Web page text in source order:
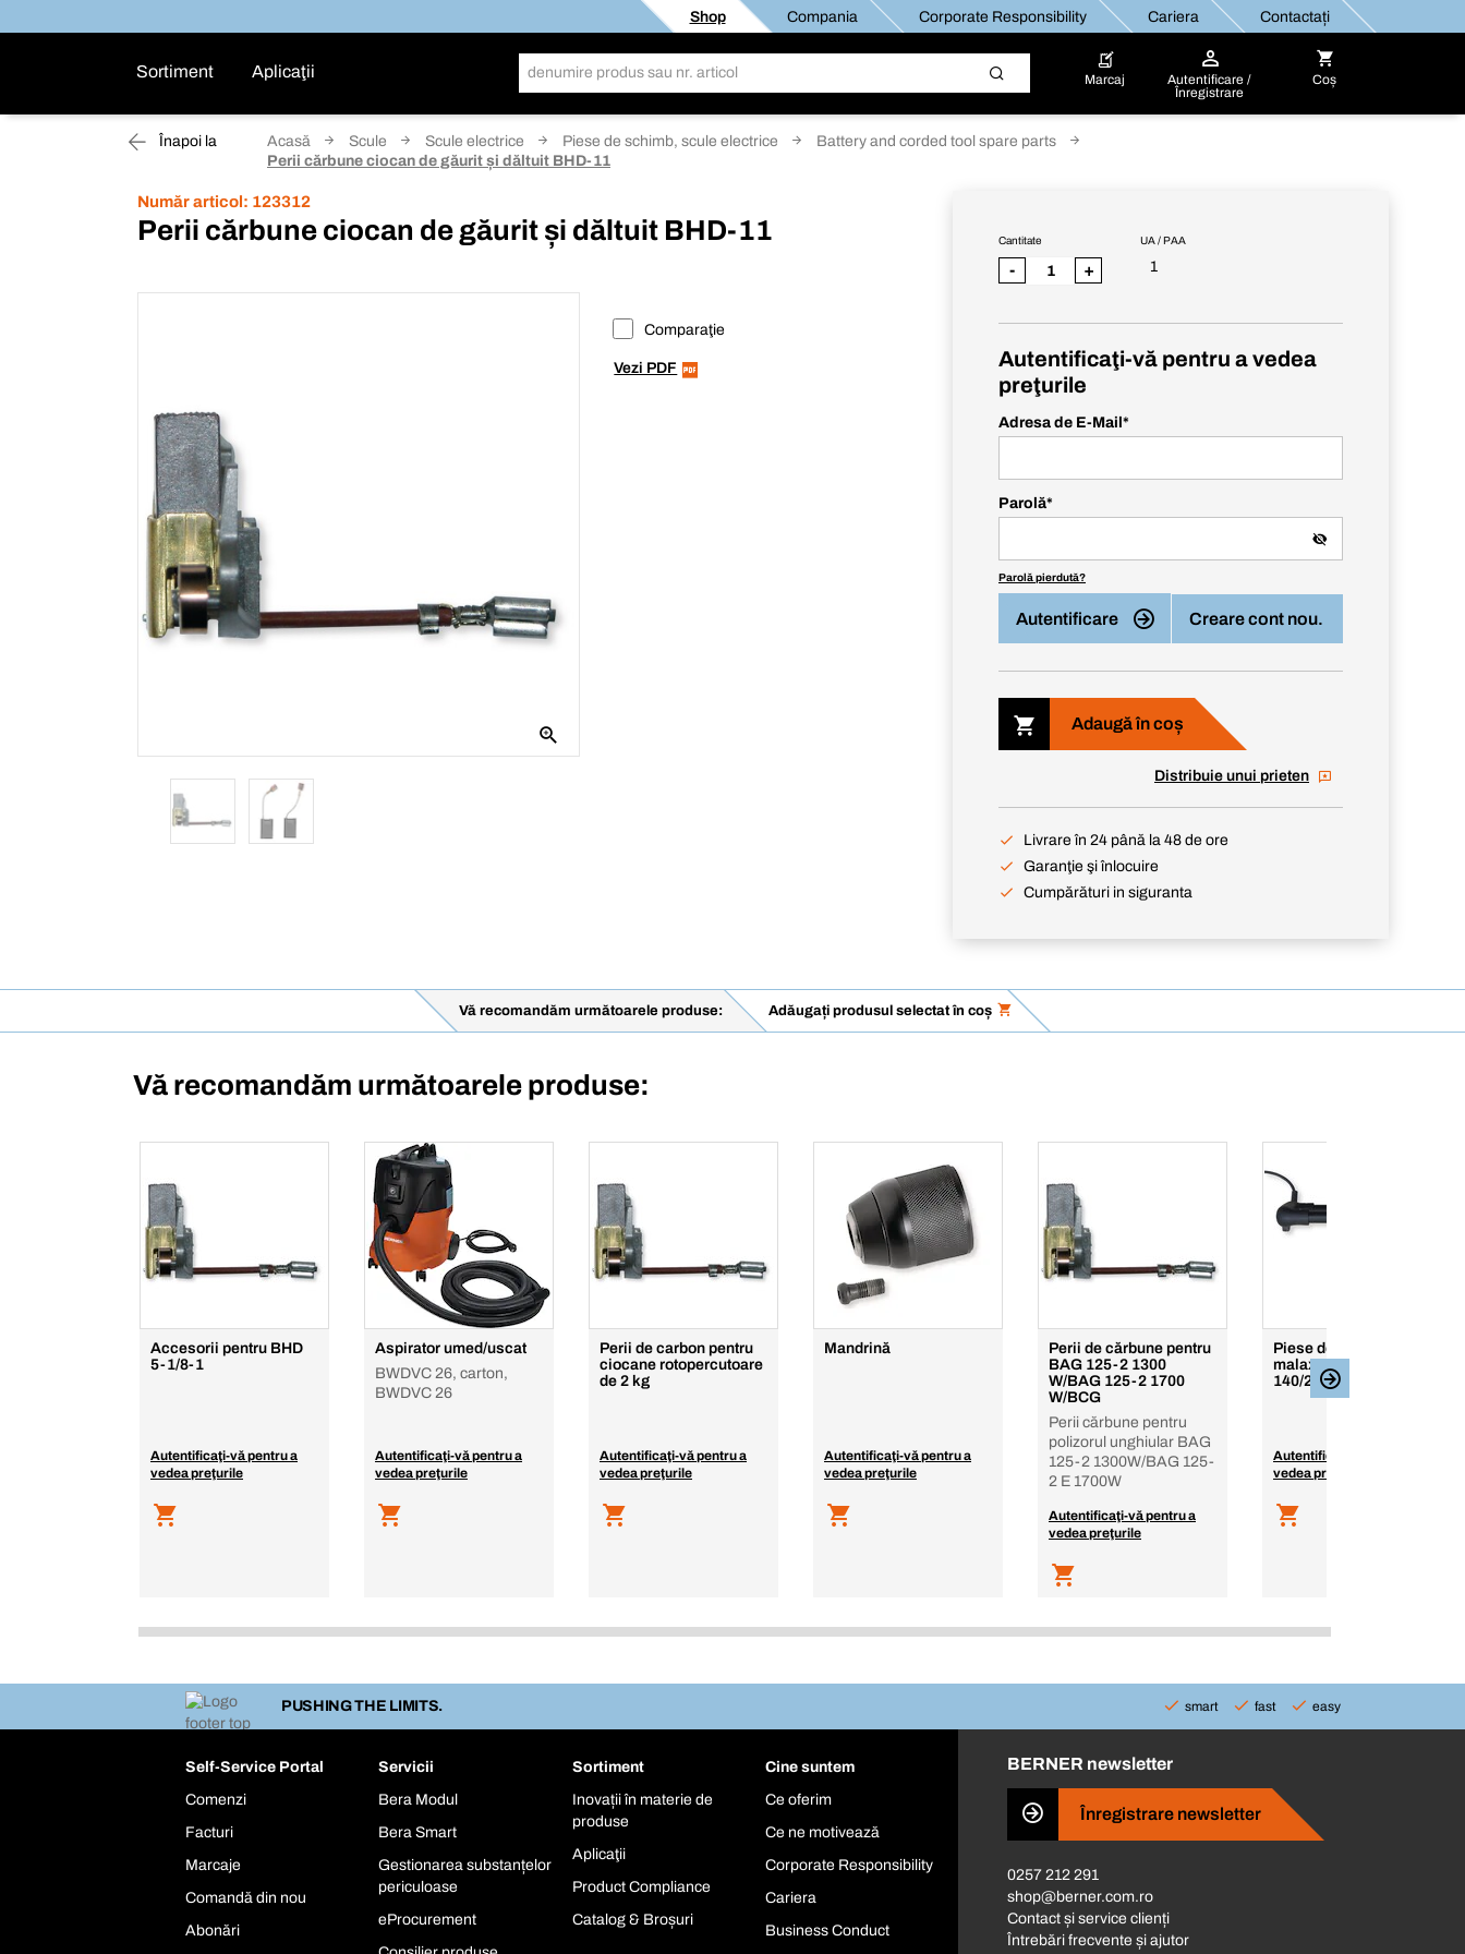
Shop Compania Corporate Responsibility Cariera Contactați
Sortiment Aplicaţii Marcaj
Autentificare /
Înregistrare
Coș
Înapoi la Acasă Scule Scule electrice Piese de schimb, scule electrice
Battery and corded tool spare parts
Perii cărbune ciocan de găurit și dăltuit BHD-11
Număr articol: 123312
Perii cărbune ciocan de găurit și dăltuit BHD-11
Comparaţie
Vezi PDF
UA / PAA
1
Cantitate
- +
Autentificaţi-vă pentru a vedea
preţurile
Adresa de E-Mail *
Parolă*
Parolă pierdută?
Autentificare Creare cont nou.
Adaugă în coș
Distribuie unui prieten
Livrare în 24 până la 48 de ore
Garanţie şi înlocuire
Cumpărături in siguranta
Vă recomandăm următoarele produse: Adăugați produsul selectat în coș
Vă recomandăm următoarele produse:
Accesorii pentru BHD
5-1/8-1
Autentificaţi-vă pentru a
vedea preţurile
Aspirator umed/uscat
BWDVC 26, carton,
BWDVC 26
Autentificaţi-vă pentru a
vedea preţurile
Perii de carbon pentru
ciocane rotopercutoare
de 2 kg
Autentificaţi-vă pentru a
vedea preţurile
Mandrină
Autentificaţi-vă pentru a
vedea preţurile
Perii de cărbune pentru
BAG 125-2 1300
W/BAG 125-2 1700
W/BCG
Perii cărbune pentru
polizorul unghiular BAG
125-2 1300W/BAG 125-
2 E 1700W
Autentificaţi-vă pentru a
vedea preţurile
Piese de schimb pentru
malaxor mortar BMM
140/2
Autentificaţi-vă pentru a
vedea preţurile
PUSHING THE LIMITS. smart fast easy
Self-Service Portal
Comenzi
Facturi
Marcaje
Comandă din nou
Abonări
Servicii
Bera Modul
Bera Smart
Gestionarea substanțelor
periculoase
eProcurement
Sortiment
Inovații în materie de
produse
Aplicaţii
Product Compliance
Catalog & Broșuri
Cine suntem
Ce oferim
Ce ne motivează
Corporate Responsibility
Cariera
Business Conduct
BERNER newsletter
Înregistrare newsletter
0257 212 291
shop@berner.com.ro
Contact și service clienți
Întrebări frecvente și ajutor